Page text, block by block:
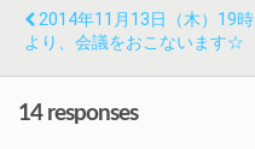
2014年11月13日（木）19時
より、会議をおこないます☆
14 responses